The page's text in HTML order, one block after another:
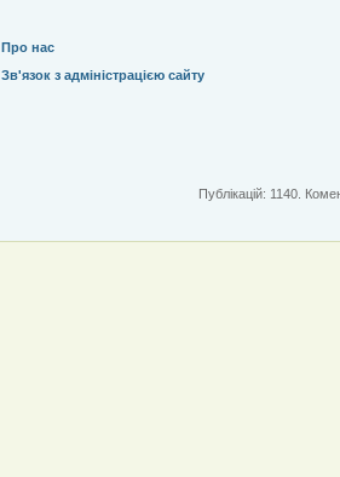
Про нас
Зв'язок з адміністрацією сайту
Публікацій: 1140.